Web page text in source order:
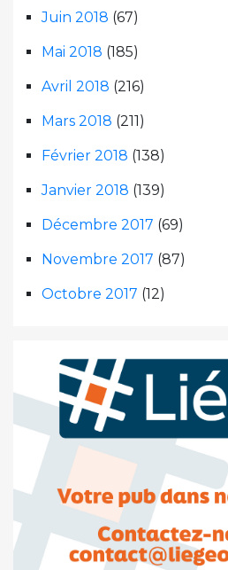
Juin 2018 (67)
Mai 2018 (185)
Avril 2018 (216)
Mars 2018 (211)
Février 2018 (138)
Janvier 2018 (139)
Décembre 2017 (69)
Novembre 2017 (87)
Octobre 2017 (12)